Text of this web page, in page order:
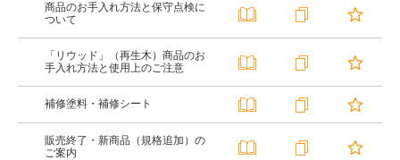
商品のお手入れ方法と保守点検に
ついて
「リウッド」（再生木）商品のお
手入れ方法と使用上のご注意
補修塗料・補修シート
販売終了・新商品（規格追加）の
ご案内